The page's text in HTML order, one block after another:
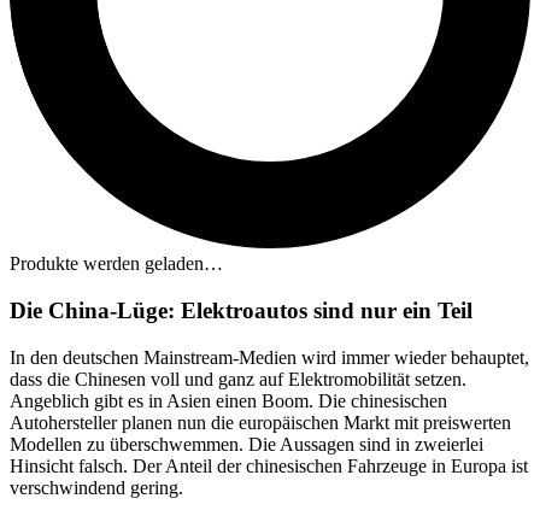
Produkte werden geladen…
Die China-Lüge: Elektroautos sind nur ein Teil
In den deutschen Mainstream-Medien wird immer wieder behauptet,
dass die Chinesen voll und ganz auf Elektromobilität setzen.
Angeblich gibt es in Asien einen Boom. Die chinesischen
Autohersteller planen nun die europäischen Markt mit preiswerten
Modellen zu überschwemmen. Die Aussagen sind in zweierlei
Hinsicht falsch. Der Anteil der chinesischen Fahrzeuge in Europa ist
verschwindend gering.